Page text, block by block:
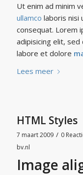
Ut enim ad minim
ullamco laboris nisi
consequat. Lorem
adipisicing elit,
labore et dolore
Lees meer
HTML Styles
7 maart 2009 / 0
bv.nl
Image